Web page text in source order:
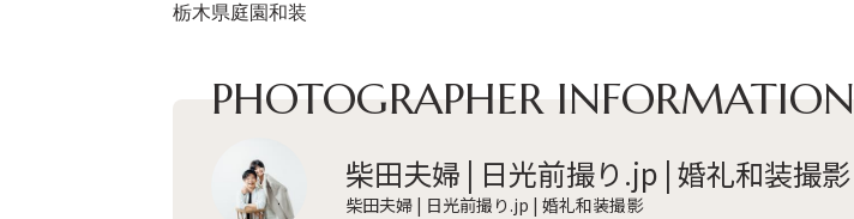
栃木県庭園和装
PHOTOGRAPHER INFORMATION
柴田夫婦 | 日光前撮り.jp | 婚礼和装撮影
柴田夫婦 | 日光前撮り.jp | 婚礼和装撮影